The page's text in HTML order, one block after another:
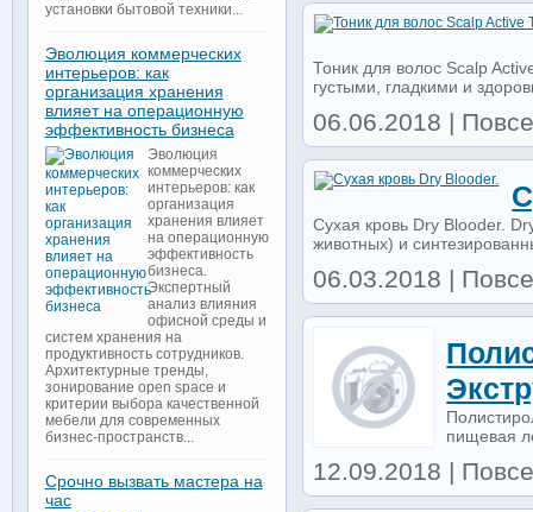
Тоник для волос Scalp
густыми, гладкими и
06.06.2018 |
Сухая кровь Dry Blooder.
животных) и
06.03.2018 |
пищевая
12.09.2018 |
установки бытовой техники...
Эволюция коммерческих
интерьеров: как
организация хранения
влияет на операционную
эффективность бизнеса
Эволюция
коммерческих
интерьеров: как
организация
хранения влияет
на операционную
эффективность
бизнеса.
Экспертный
анализ влияния
офисной среды и
систем хранения на
продуктивность сотрудников.
Архитектурные тренды,
зонирование open space и
критерии выбора качественной
мебели для современных
бизнес-пространств...
Срочно вызвать мастера на
час